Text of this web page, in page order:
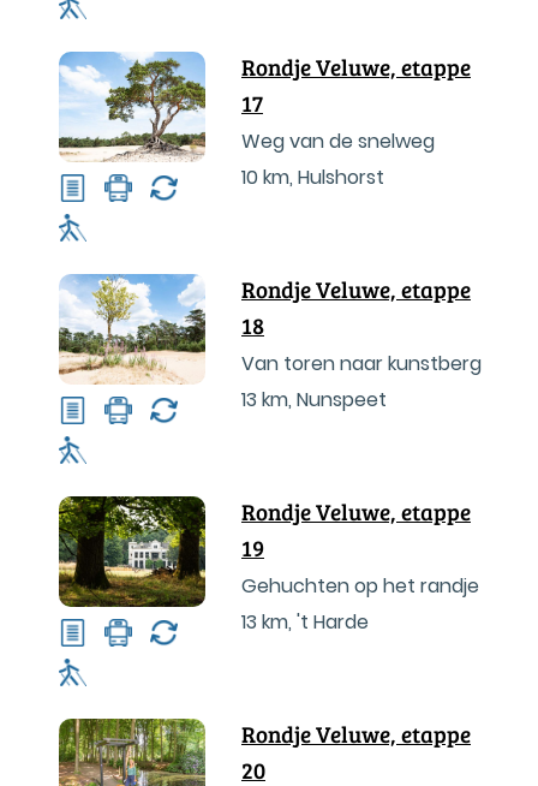
Rondje Veluwe, etappe
17
Weg van de snelweg
10 km, Hulshorst
Rondje Veluwe, etappe
18
Van toren naar kunstberg
13 km, Nunspeet
Rondje Veluwe, etappe
19
Gehuchten op het randje
13 km, 't Harde
Rondje Veluwe, etappe
20